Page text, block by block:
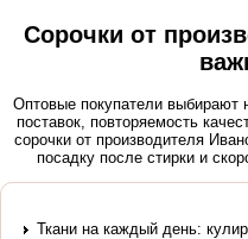
Сорочки от
Оптовые покупатели выбирают
поставок, повторяемость
сорочки от производителя
посадку после стирки и
Ткани на каждый день: